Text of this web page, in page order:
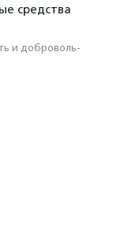
средства
и доброволь­